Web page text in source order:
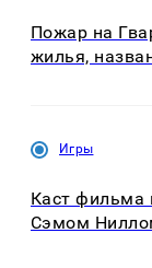
Пожар на
жилья,
Игры
Каст фильма
Сэмом